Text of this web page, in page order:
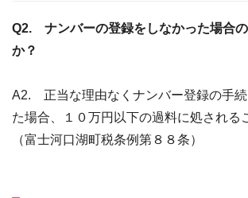
Q2. ナンバーの登録をしなかった場合
か？
A2. 正当な理由なくナンバー登録の手続
た場合、１０万円以下の過料に処される
（富士河口湖町税条例第８８条）